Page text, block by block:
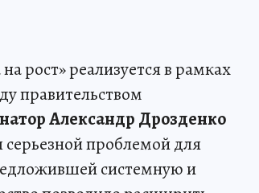
рост» реализуется в рамках
правительством
Александр Дрозденко
серьезной проблемой для
системную и